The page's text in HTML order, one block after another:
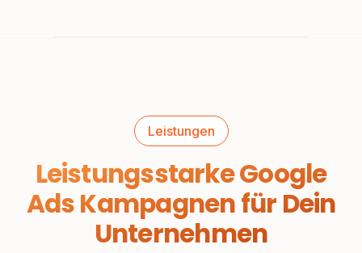
Leistungen
Leistungsstarke Google
Ads Kampagnen für Dein
Unternehmen